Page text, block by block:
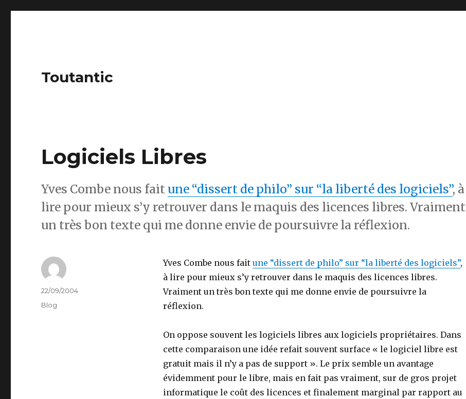
Toutantic
Logiciels Libres
Yves Combe nous faitune “dissert de philo” sur “la liberté des logiciels”, à
lire pour mieux s’y retrouver dans le maquis des licences libres. Vraiment
un très bon texte qui me donne envie de poursuivre la réflexion.
Yves Combe nous fait une “dissert de philo” sur “la liberté des logiciels”,
à lire pour mieux s’y retrouver dans le maquis des licences libres.
Vraiment un très bon texte qui me donne envie de poursuivre la
réflexion.
On oppose souvent les logiciels libres aux logiciels propriétaires. Dans
cette comparaison une idée refait souvent surface « le logiciel libre est
gratuit mais il n’y a pas de support ». Le prix semble un avantage
évidemment pour le libre, mais en fait pas vraiment, sur de gros projet
informatique le coût des licences et finalement marginal par rapport au
Author
Posted
on
22/09/2004
Categories
Blog